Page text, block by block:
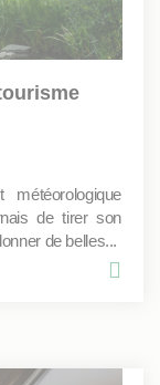
de tirer son
de belles...